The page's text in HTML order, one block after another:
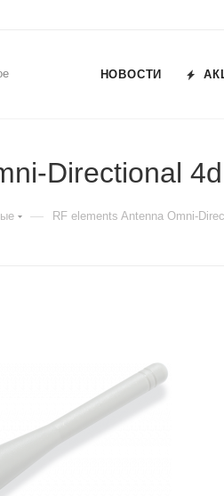
НОВОСТИ
Directional
— RF elements Antenna Omni-